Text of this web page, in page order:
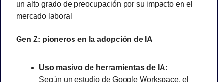
un alto grado de preocupación por su impacto en el
mercado laboral.
Gen Z: pioneros en la adopción de IA
Uso masivo de herramientas de IA: